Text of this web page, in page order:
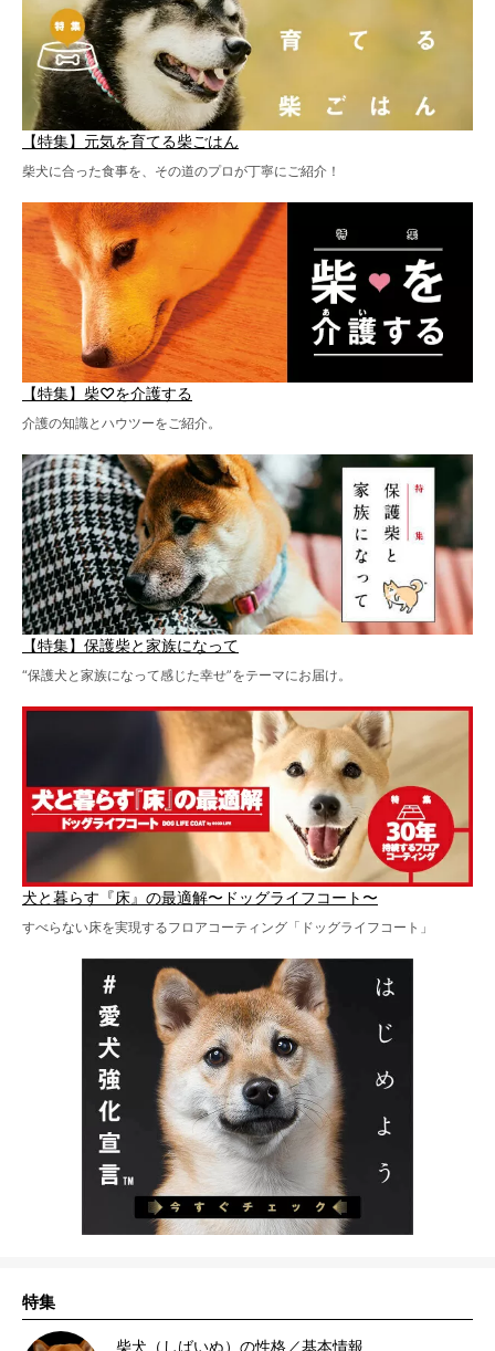
【特集】元気を育てる柴ごはん
柴犬に合った食事を、その道のプロが丁寧にご紹介！
【特集】柴♡を介護する
介護の知識とハウツーをご紹介。
【特集】保護柴と家族になって
“保護犬と家族になって感じた幸せ”をテーマにお届け。
犬と暮らす『床』の最適解〜ドッグライフコート〜
すべらない床を実現するフロアコーティング「ドッグライフコート」
特集
柴犬（しばいぬ）の性格／基本情報